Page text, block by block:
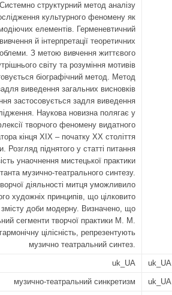
структурний метод аналізу
культурного феномену як
елементів. Герменевтичний
й інтерпретації теоретичних
З метою вивчення життєвого
світу та розуміння мотивів
біографічний метод. Метод
виведення загальних висновків
застосовується задля виведення
Наукова новизна полягає у
творчого феномену видатного
кінця ХІХ – початку ХХ століття
піднятого у статті питання
унаочнення мистецької практики
музично-театрального синтезу.
діяльності митця уможливило
художніх принципів, що цілковито
змісту доби модерну. Визначено, що
сегменти творчої практики М. М.
цілісність, репрезентують
музично театральний синтез.
uk_UA uk_UA
музично-театральний синкретизм uk_UA